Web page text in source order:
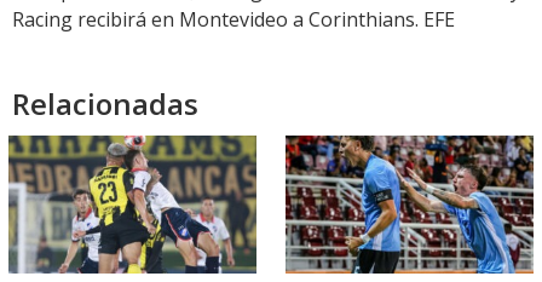
Racing recibirá en Montevideo a Corinthians. EFE
Relacionadas